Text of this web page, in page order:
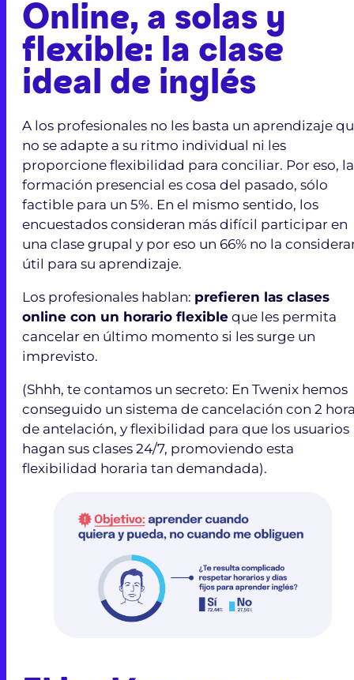
Online, a solas y
flexible: la clase
ideal de inglés
A los profesionales no les basta un aprendizaje
no se adapte a su ritmo individual ni les
proporcione flexibilidad para conciliar. Por eso, la
formación presencial es cosa del pasado, sólo
factible para un 5%. En el mismo sentido, los
encuestados consideran más difícil participar en
una clase grupal y por eso un 66% no la
útil para su aprendizaje.
Los profesionales hablan: prefieren las clases
online con un horario flexible que les permita
cancelar en último momento si les surge un
imprevisto.
(Shhh, te contamos un secreto: En Twenix hemos
conseguido un sistema de cancelación con 2
de antelación, y flexibilidad para que los usuarios
hagan sus clases 24/7, promoviendo esta
flexibilidad horaria tan demandada).